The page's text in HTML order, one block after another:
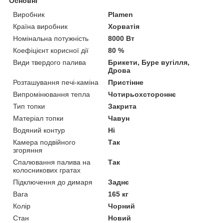
Виробник
Plamen
Країна виробник
Хорватія
Номінальна потужність
8000 Вт
Коефіцієнт корисної дії
80 %
Види твердого палива
Брикети, Буре вугілля,
Дрова
Розташування печі-каміна
Пристінне
Випромінювання тепла
Чотирьохстороннє
Тип топки
Закрита
Матеріал топки
Чавун
Водяний контур
Ні
Камера подвійного
згоряння
Так
Спалювання палива на
колосникових гратах
Так
Підключення до димаря
Заднє
Вага
165 кг
Колір
Чорний
Стан
Новий